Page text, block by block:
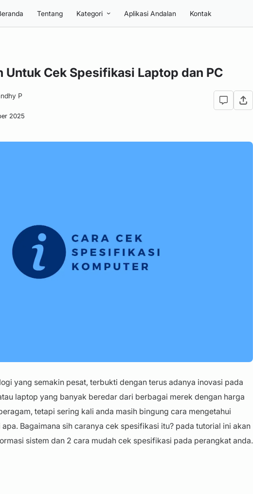
Tentang Kategori Aplikasi Andalan Kontak
Untuk Cek Spesifikasi Laptop dan PC
P
2025
yang semakin pesat, terbukti dengan terus adanya inovasi pada
laptop yang banyak beredar dari berbagai merek dengan harga
tetapi sering kali anda masih bingung cara mengetahui
Bagaimana sih caranya cek spesifikasi itu? pada tutorial ini akan
sistem dan 2 cara mudah cek spesifikasi pada perangkat anda.